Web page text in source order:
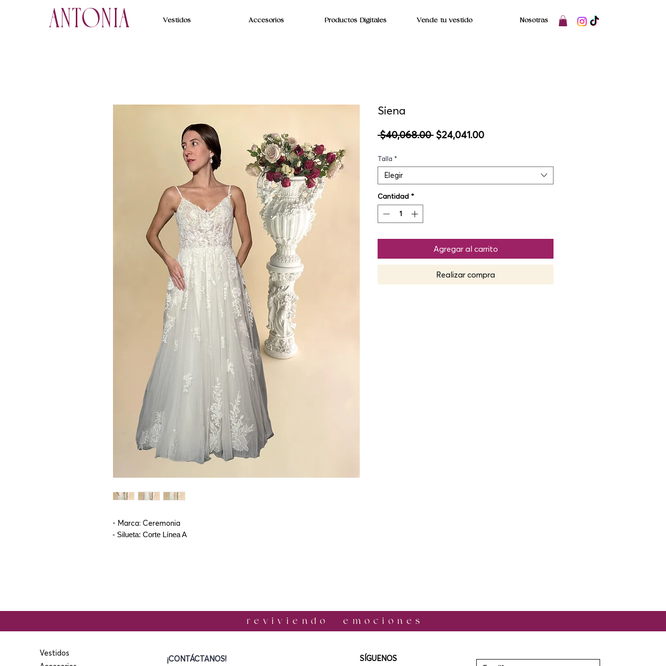
ANTONIA Vestidos Accesorios Productos Digitales Vende tu vestido Nosotras
- Marca: Ceremonia
- Silueta: Corte Línea A
Siena
$40,068.00 Precio
$24,041.00Precio
Talla *
Elegir
Cantidad *
Agregar al carrito
Realizar compra
r e v i v i e n d o e m o c i o n e s
Vestidos
¡CONTÁCTANOS! ​SÍGUENOS